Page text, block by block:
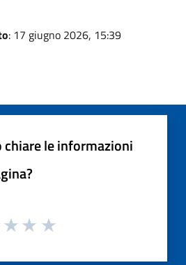
: 17 giugno 2026, 15:39
chiare le informazioni